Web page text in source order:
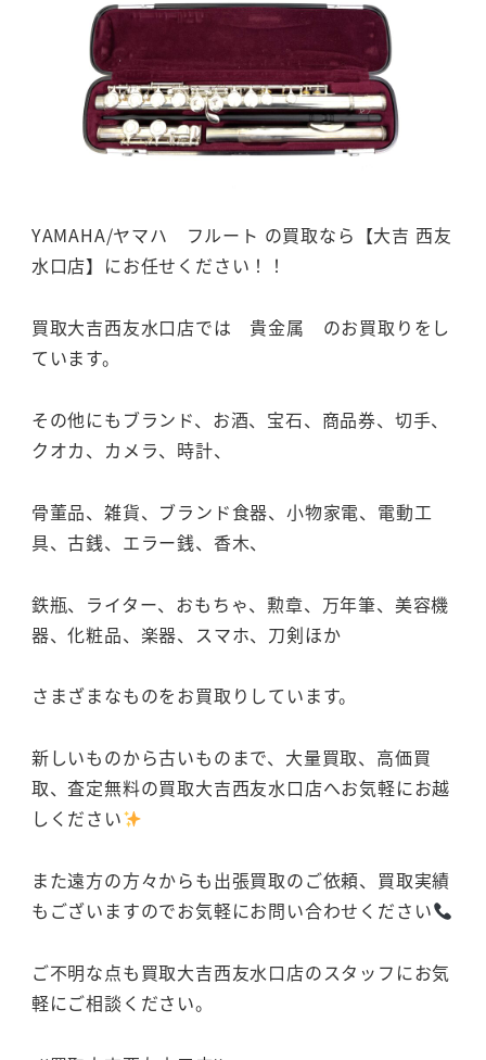
YAMAHA/ヤマハ フルート の買取なら【大吉 西友
水口店】にお任せください！！
買取大吉西友水口店では 貴金属 のお買取りをし
ています。
その他にもブランド、お酒、宝石、商品券、切手、
クオカ、カメラ、時計、
骨董品、雑貨、ブランド食器、小物家電、電動工
具、古銭、エラー銭、香木、
鉄瓶、ライター、おもちゃ、勲章、万年筆、美容機
器、化粧品、楽器、スマホ、刀剣ほか
さまざまなものをお買取りしています。
新しいものから古いものまで、大量買取、高価買
取、査定無料の買取大吉西友水口店へお気軽にお越
しください
また遠方の方々からも出張買取のご依頼、買取実績
もございますのでお気軽にお問い合わせください
ご不明な点も買取大吉西友水口店のスタッフにお気
軽にご相談ください。